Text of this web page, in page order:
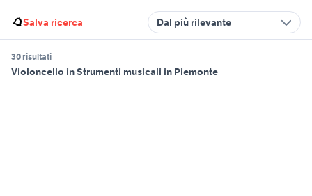
Salva ricerca Dal più rilevante
30 risultati
Violoncello in Strumenti musicali in Piemonte